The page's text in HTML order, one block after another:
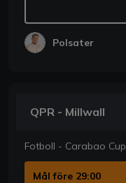
Polsater
QPR - Millwall
Fotboll - Carabao Cup
Mål före 29:00